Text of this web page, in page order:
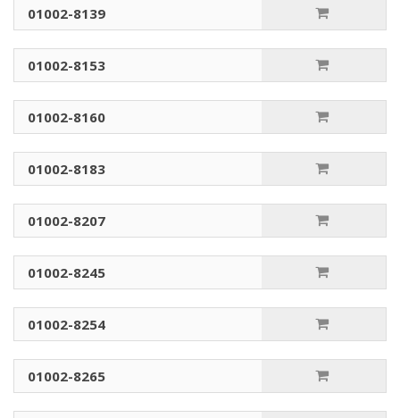
01002-8139
01002-8153
01002-8160
01002-8183
01002-8207
01002-8245
01002-8254
01002-8265